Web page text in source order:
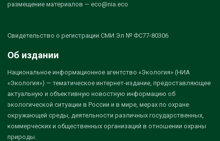
размещение материалов — eco@nia.eco
Свидетельство о регистрации СМИ Эл № ФС77-80306
Об издании
Национальное информационное агентство «Экология» (НИА
«Экология») — тематическое интернет-издание, предоставляющее
актуальную и объективную новостную информацию об
экологической ситуации в России и в мире, мерах по охране
окружающей среды, деятельности различных государственных,
коммерческих и общественных организаций в отношении охраны
природы.